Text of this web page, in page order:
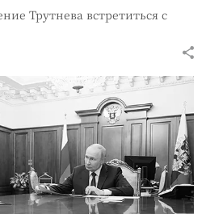
Трутнева встретиться с